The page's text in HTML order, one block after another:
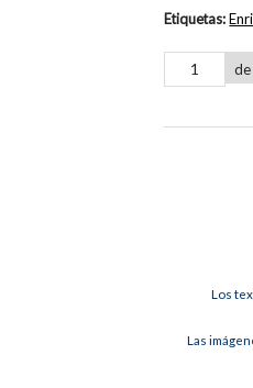
Etiquetas:
de
Los
Las